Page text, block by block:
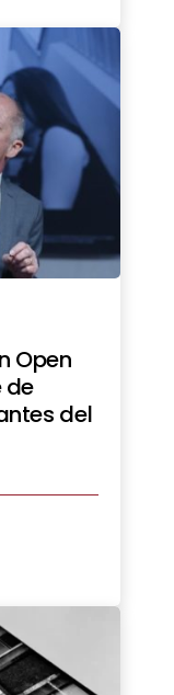
Open
de
del